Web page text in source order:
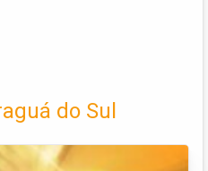
do Sul